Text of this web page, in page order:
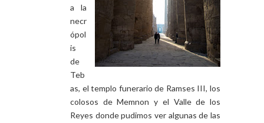
a la
necr
ópol
is
de
Teb
as, el templo funerario de Ramses III, los
colosos de Memnon y el Valle de los
Reyes donde pudimos ver algunas de las